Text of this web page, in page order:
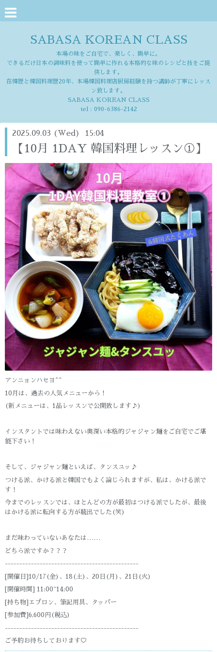
SABASA KOREAN CLASS
本場の味をご自宅で、楽しく、簡単に。
できるだけ日本の調味料を使って簡単に作れる本格的な味のレシピと技をご提
供します。
在韓歴と韓国料理歴20年、本場韓国料理店厨房経験を持つ講師が丁寧にレッス
ン致します。
SABASA KOREAN CLASS
tel : 090-6386-2142
2025.09.03 (Wed) 15:04
【10月 1DAY 韓国料理レッスン①】
アンニョンハセヨ^^
10月は、過去の人気メニューから！
(新メニューは、1品レッスンで公開致します♪)
インスタントでは味わえない奥深い本格的ジャジャン麺をご自宅でご堪
能下さい！
そして、ジャジャン麺といえば、タンスユッ♪
つける派、かける派と韓国でもよく論じられますが、私は、かける派で
す！
今までのレッスンでは、ほとんどの方が最初はつける派でしたが、最後
はかける派に転向する方が続出でした(笑)
まだ味わっていないあなたは……
どちら派ですか？？？
----------------------------------------------
[開催日]10/17(金)、18(土)、20日(月)、21日(火)
[開催時間] 11:00~14:00
[持ち物]エプロン、筆記用具、タッパー
[参加費]6,600円(税込)
----------------------------------------------
ご予約お待ちしております♡